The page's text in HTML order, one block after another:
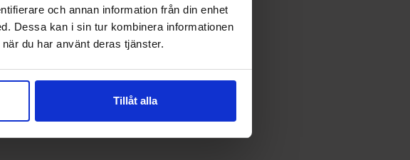
och annan information från din enhet
Dessa kan i sin tur kombinera informationen
du har använt deras tjänster.
Tillåt alla